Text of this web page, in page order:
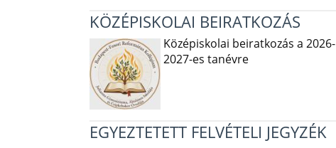
KÖZÉPISKOLAI BEIRATKOZÁS
Középiskolai beiratkozás a 2026-
2027-es tanévre
EGYEZTETETT FELVÉTELI JEGYZÉK